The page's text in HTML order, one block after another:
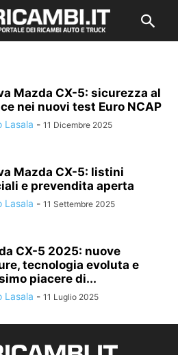
Mazda CX-5: sicurezza al
nei nuovi test Euro NCAP
Lasala - 11 Dicembre 2025
Mazda CX-5: listini
e prevendita aperta
Lasala - 11 Settembre 2025
CX-5 2025: nuove
tecnologia evoluta e
piacere di...
Lasala - 11 Luglio 2025